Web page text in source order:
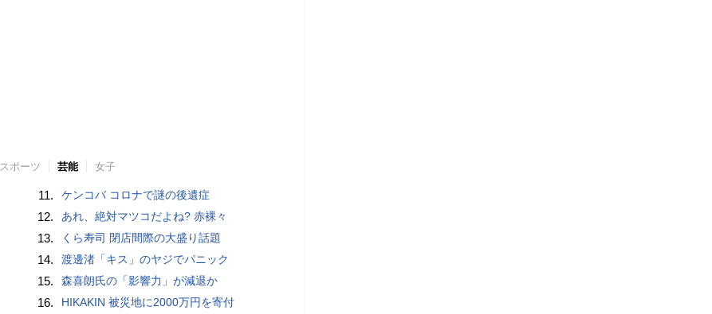
スポーツ 芸能 女子
11. ケンコバ コロナで謎の後遺症
12. あれ、絶対マツコだよね? 赤裸々
13. くら寿司 閉店間際の大盛り話題
14. 渡邊渚「キス」のヤジでパニック
15. 森喜朗氏の「影響力」が減退か
16. HIKAKIN 被災地に2000万円を寄付